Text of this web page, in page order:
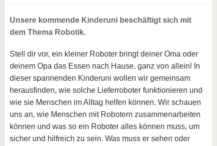
Unsere kommende Kinderuni beschäftigt sich mit
dem Thema Robotik.
Stell dir vor, ein kleiner Roboter bringt deiner Oma oder
deinem Opa das Essen nach Hause, ganz von allein! In
dieser spannenden Kinderuni wollen wir gemeinsam
herausfinden, wie solche Lieferroboter funktionieren und
wie sie Menschen im Alltag helfen können. Wir schauen
uns an, wie Menschen mit Robotern zusammenarbeiten
können und was so ein Roboter alles können muss, um
sicher und hilfreich zu sein. Was muss er sehen oder